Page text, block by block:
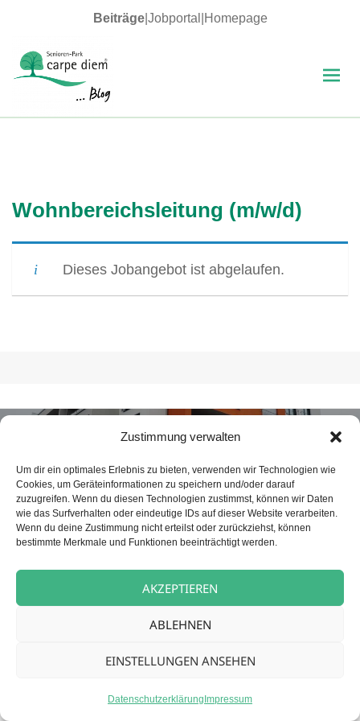
Zustimmung verwalten
Um dir ein optimales Erlebnis zu bieten, verwenden wir Technologien wie
Cookies, um Geräteinformationen zu speichern und/oder darauf
zuzugreifen. Wenn du diesen Technologien zustimmst, können wir Daten
wie das Surfverhalten oder eindeutige IDs auf dieser Website verarbeiten.
Wenn du deine Zustimmung nicht erteilst oder zurückziehst, können
bestimmte Merkmale und Funktionen beeinträchtigt werden.
AKZEPTIEREN
ABLEHNEN
EINSTELLUNGEN ANSEHEN
Datenschutzerklärung Impressum
Beiträge| Jobportal Homepage
Wohnbereichsleitung (m/w/d)
Dieses Jobangebot ist abgelaufen.
Beitragsnavigation
Beitrag:
Betreuungskraft (m/w/d) für unsere
Tagespflege
Datenschutz Stolz präsentiert von WordPress